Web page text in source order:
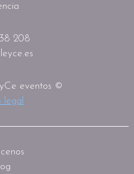
208
eventos ©
legal